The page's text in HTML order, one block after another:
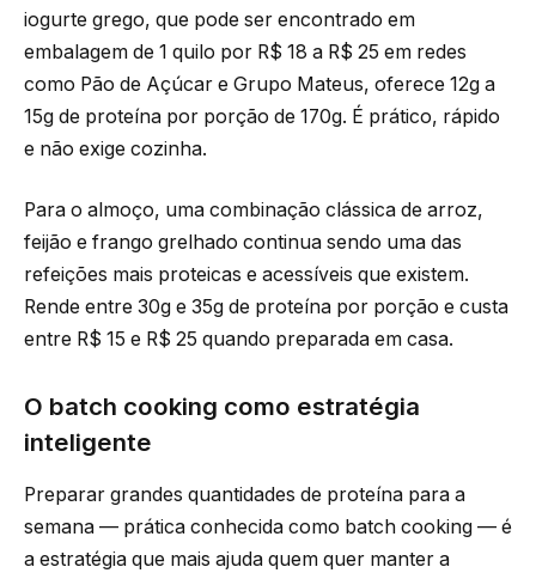
iogurte grego, que pode ser encontrado em
embalagem de 1 quilo por R$ 18 a R$ 25 em redes
como Pão de Açúcar e Grupo Mateus, oferece 12g a
15g de proteína por porção de 170g. É prático, rápido
e não exige cozinha.
Para o almoço, uma combinação clássica de arroz,
feijão e frango grelhado continua sendo uma das
refeições mais proteicas e acessíveis que existem.
Rende entre 30g e 35g de proteína por porção e custa
entre R$ 15 e R$ 25 quando preparada em casa.
O batch cooking como estratégia
inteligente
Preparar grandes quantidades de proteína para a
semana — prática conhecida como batch cooking — é
a estratégia que mais ajuda quem quer manter a